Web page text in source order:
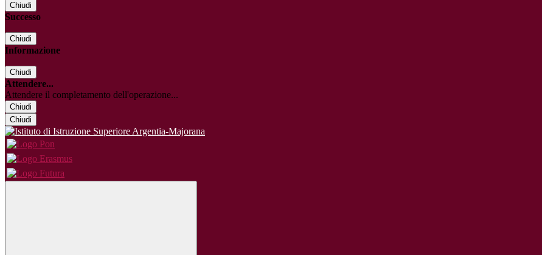
Chiudi
Successo
Chiudi
Informazione
Chiudi
Attendere...
Attendere il completamento dell'operazione...
Chiudi
Chiudi